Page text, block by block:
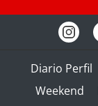
Diario Perfil
Weekend